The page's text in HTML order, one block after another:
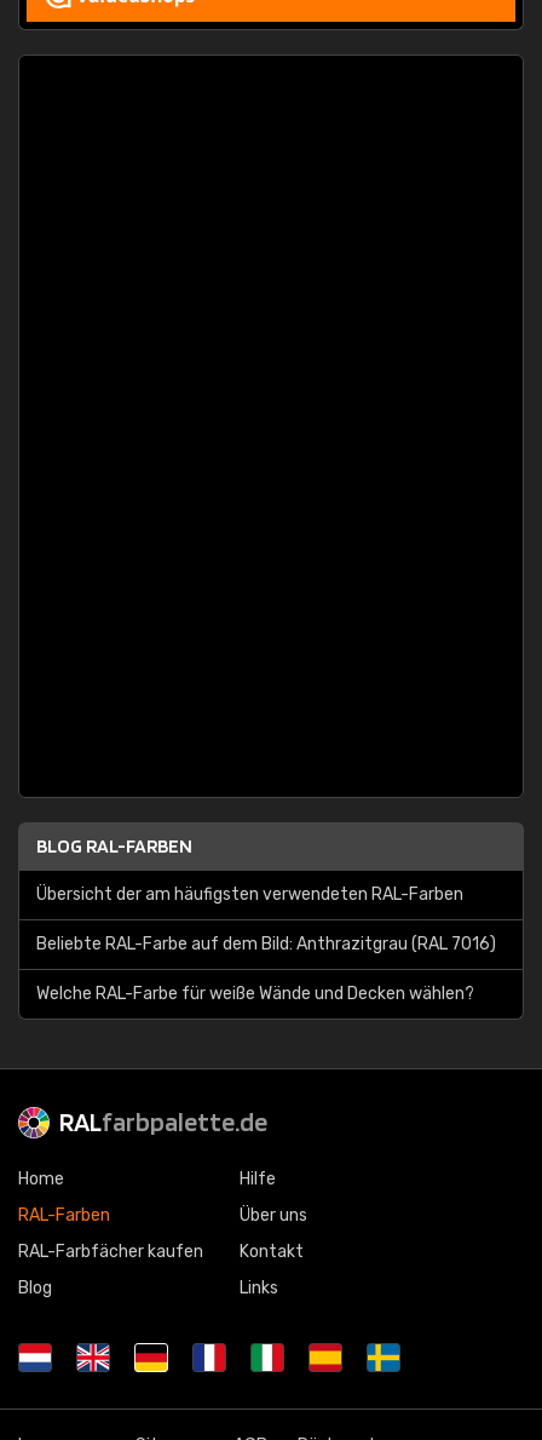
BLOG RAL-FARBEN
Übersicht der am häufigsten verwendeten RAL-Farben
Beliebte RAL-Farbe auf dem Bild: Anthrazitgrau (RAL 7016)
Welche RAL-Farbe für weiße Wände und Decken wählen?
RALfarbpalette.de
Home
RAL-Farben
RAL-Farbfächer kaufen
Blog
Hilfe
Über uns
Kontakt
Links